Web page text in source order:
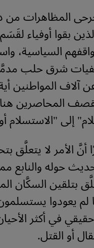
المظاهرات
بقوا أوفياء
السياسية،
شرق حلب
المواطنين
المحاصرين
إلى "الاستسلام
أنَّ الأمر لا
حوله والنابع
بتلقين السكَّان
يعودوا يستسلمون
في أكثر
أو القتل.